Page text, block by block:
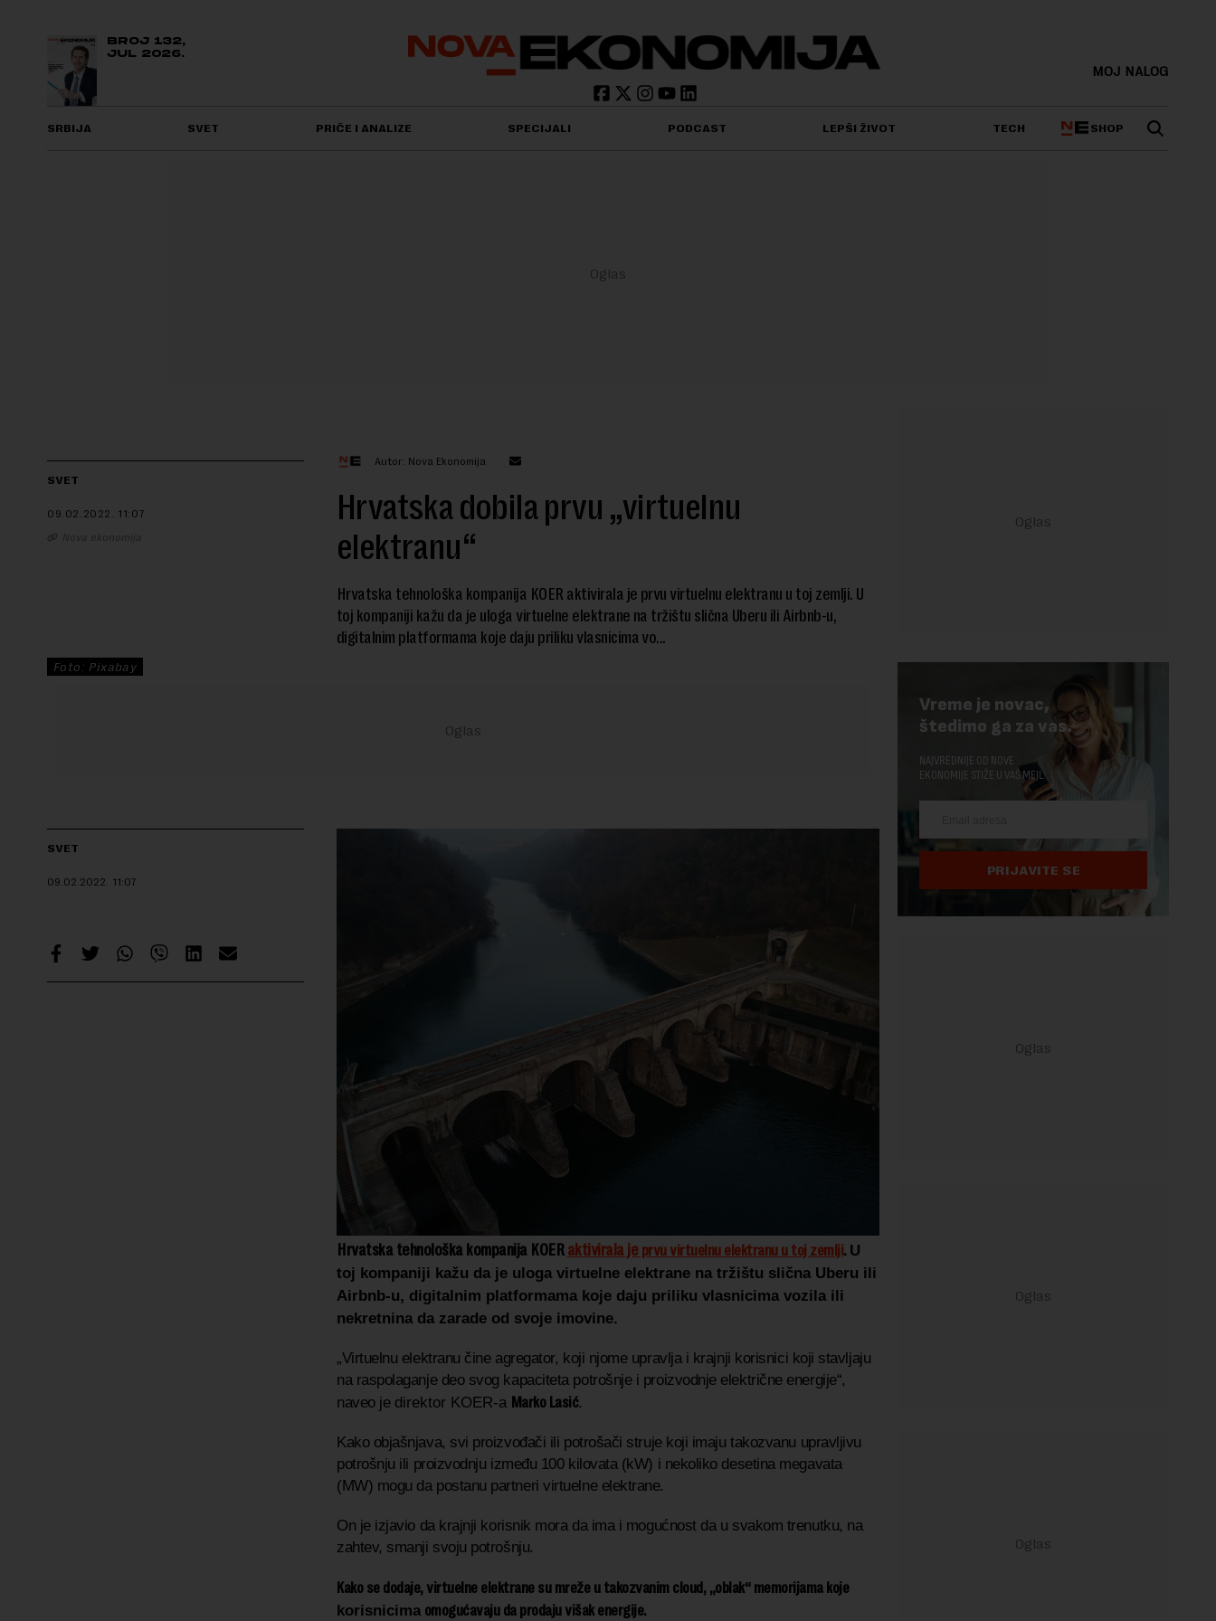
BROJ 132,
JUL 2026.
MOJ NALOG
SRBIJA SVET PRIČE I ANALIZE SPECIJALI PODCAST LEPŠI ŽIVOT TECH SHOP
SVET
09.02.2022. 11:07
Nova ekonomija
Autor: Nova Ekonomija
Hrvatska dobila prvu „virtuelnu
elektranu“
Hrvatska tehnološka kompanija KOER aktivirala je prvu virtuelnu elektranu u toj zemlji. U
toj kompaniji kažu da je uloga virtuelne elektrane na tržištu slična Uberu ili Airbnb-u,
digitalnim platformama koje daju priliku vlasnicima vo...
Foto: Pixabay
SVET
09.02.2022. 11:07
Hrvatska tehnološka kompanija KOER aktivirala jeprvu virtuelnu elektranu u toj zemlji. U
toj kompaniji kažu da je uloga virtuelne elektrane na tržištu slična Uberu ili
Airbnb-u, digitalnim platformama koje daju priliku vlasnicima vozila ili
nekretnina da zarade od svoje imovine.
„Virtuelnu elektranu čine agregator, koji njome upravlja i krajnji korisnici koji stavljaju
na raspolaganje deo svog kapaciteta potrošnje i proizvodnje električne energije“,
naveo je direktor KOER-a Marko Lasić.
Kako objašnjava, svi proizvođači ili potrošači struje koji imaju takozvanu upravljivu
potrošnju ili proizvodnju između 100 kilovata (kW) i nekoliko desetina megavata
(MW) mogu da postanu partneri virtuelne elektrane.
On je izjavio da krajnji korisnik mora da ima i mogućnost da u svakom trenutku, na
zahtev, smanji svoju potrošnju.
Kako se dodaje, virtuelne elektrane su mreže u takozvanim cloud, „oblak“ memorijama koje
korisnicima omogućavaju da prodaju višak energije.
Vreme je novac,
štedimo ga za vas.
NAJVREDNIJE OD NOVE
EKONOMIJE STIŽE U VAŠ MEJL.
PRIJAVITE SE